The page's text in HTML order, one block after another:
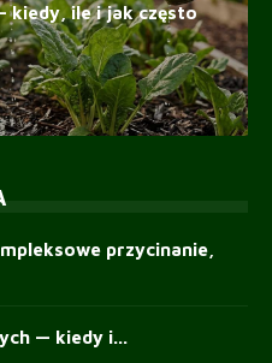
kiedy, ile i jak często
przycinanie,
— kiedy i...